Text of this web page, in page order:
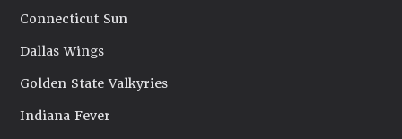
Connecticut Sun
Dallas Wings
Golden State Valkyries
Indiana Fever